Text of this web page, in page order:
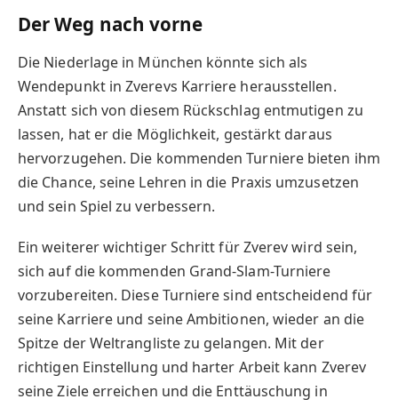
Der Weg nach vorne
Die Niederlage in München könnte sich als
Wendepunkt in Zverevs Karriere herausstellen.
Anstatt sich von diesem Rückschlag entmutigen zu
lassen, hat er die Möglichkeit, gestärkt daraus
hervorzugehen. Die kommenden Turniere bieten ihm
die Chance, seine Lehren in die Praxis umzusetzen
und sein Spiel zu verbessern.
Ein weiterer wichtiger Schritt für Zverev wird sein,
sich auf die kommenden Grand-Slam-Turniere
vorzubereiten. Diese Turniere sind entscheidend für
seine Karriere und seine Ambitionen, wieder an die
Spitze der Weltrangliste zu gelangen. Mit der
richtigen Einstellung und harter Arbeit kann Zverev
seine Ziele erreichen und die Enttäuschung in